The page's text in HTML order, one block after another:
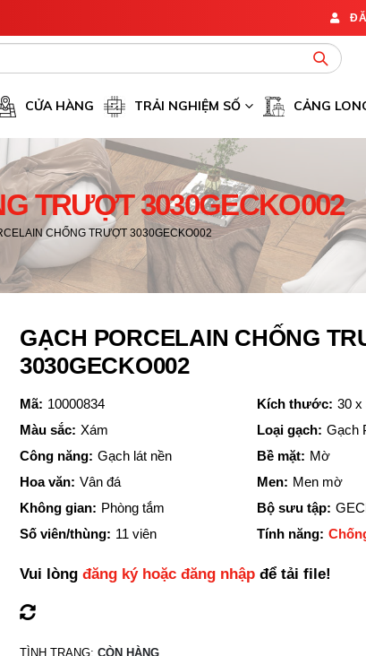
CỬA HÀNG TRẢI NGHIỆM SỐ CẢNG
TRƯỢT 3030GECKO002
CHỐNG TRƯỢT 3030GECKO002
GẠCH PORCELAIN CHỐNG
3030GECKO002
Mã: 10000834 Kích thước: 30 x
Màu sắc: Xám Loại gạch: Gạch
Công năng: Gạch lát nền Bề mặt: Mờ
Hoa văn: Vân đá Men: Men mờ
Không gian: Phòng tắm Bộ sưu tập:
Số viên/thùng: 11 viên Tính năng:
Vui lòng đăng ký hoặc đăng nhập để tải file!
TÌNH TRẠNG: CÒN HÀNG